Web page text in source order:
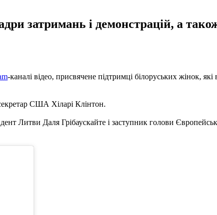
затримань і демонстрацій, а
-каналі відео, присвячене підтримці білоруських жінок,
США Хіларі Клінтон.
Литви Даля Грібаускайте і заступник голови